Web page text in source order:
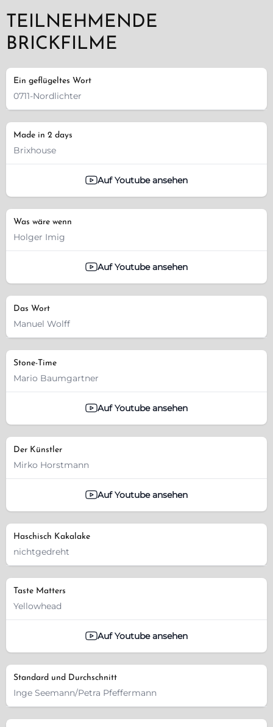
TEILNEHMENDE
BRICKFILME
Ein geflügeltes Wort
0711-Nordlichter
Made in 2 days
Brixhouse
Auf Youtube ansehen
Was wäre wenn
Holger Imig
Auf Youtube ansehen
Das Wort
Manuel Wolff
Stone-Time
Mario Baumgartner
Auf Youtube ansehen
Der Künstler
Mirko Horstmann
Auf Youtube ansehen
Haschisch Kakalake
nichtgedreht
Taste Matters
Yellowhead
Auf Youtube ansehen
Standard und Durchschnitt
Inge Seemann/Petra Pfeffermann